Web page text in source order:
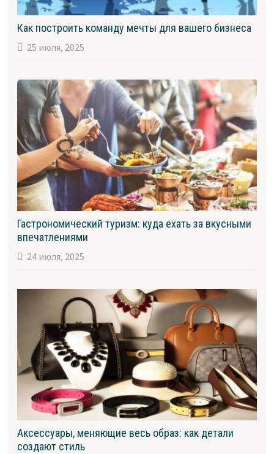
Как построить команду мечты для вашего бизнеса
25 июля, 2025
Гастрономический туризм: куда ехать за вкусными
впечатлениями
24 июля, 2025
Аксессуары, меняющие весь образ: как детали
создают стиль